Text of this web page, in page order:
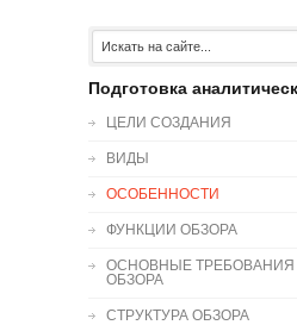
Подготовка
ЦЕЛИ СОЗДАНИЯ
ВИДЫ
ОСОБЕННОСТИ
ФУНКЦИИ ОБЗОРА
ОСНОВНЫЕ ТРЕБОВАНИЯ
ОБЗОРА
СТРУКТУРА ОБЗОРА